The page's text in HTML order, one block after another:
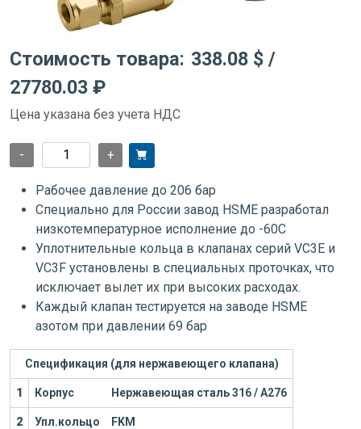
Стоимость товара: 338.08 $ /
27780.03 ₽
Цена указана без учета НДС
- +
Рабочее давление до 206 бар
Специально для России завод HSME разработал
низкотемпературное исполнение до -60С
Уплотнительные кольца в клапанах серий VC3E и
VC3F установлены в специальных проточках, что
исключает вылет их при высоких расходах.
Каждый клапан тестируется на заводе HSME
азотом при давлении 69 бар
Спецификация (для нержавеющего клапана)
1 Корпус Нержавеющая сталь 316 / А276
2 Упл.кольцо FKM